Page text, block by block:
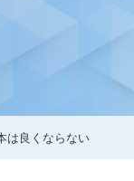
は良くならない